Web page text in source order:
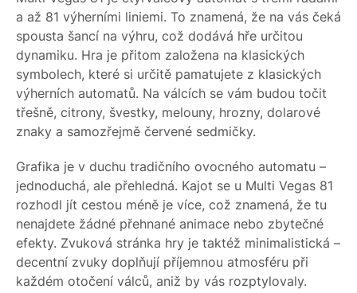
a až 81 výherními liniemi. To znamená, že na vás čeká
spousta šancí na výhru, což dodává hře určitou
dynamiku. Hra je přitom založena na klasických
symbolech, které si určitě pamatujete z klasických
výherních automatů. Na válcích se vám budou točit
třešně, citrony, švestky, melouny, hrozny, dolarové
znaky a samozřejmě červené sedmičky.
Grafika je v duchu tradičního ovocného automatu –
jednoduchá, ale přehledná. Kajot se u Multi Vegas 81
rozhodl jít cestou méně je více, což znamená, že tu
nenajdete žádné přehnané animace nebo zbytečné
efekty. Zvuková stránka hry je taktéž minimalistická –
decentní zvuky doplňují příjemnou atmosféru při
každém otočení válců, aniž by vás rozptylovaly.